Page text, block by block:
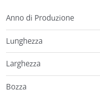
Anno di Produzione
Lunghezza
Larghezza
Bozza